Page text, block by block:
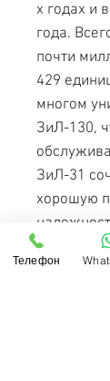
х годах и
года.
почти
429
многом
ЗиЛ-130,
ЗиЛ-31
хорошую
водителя
топлива
Телефон